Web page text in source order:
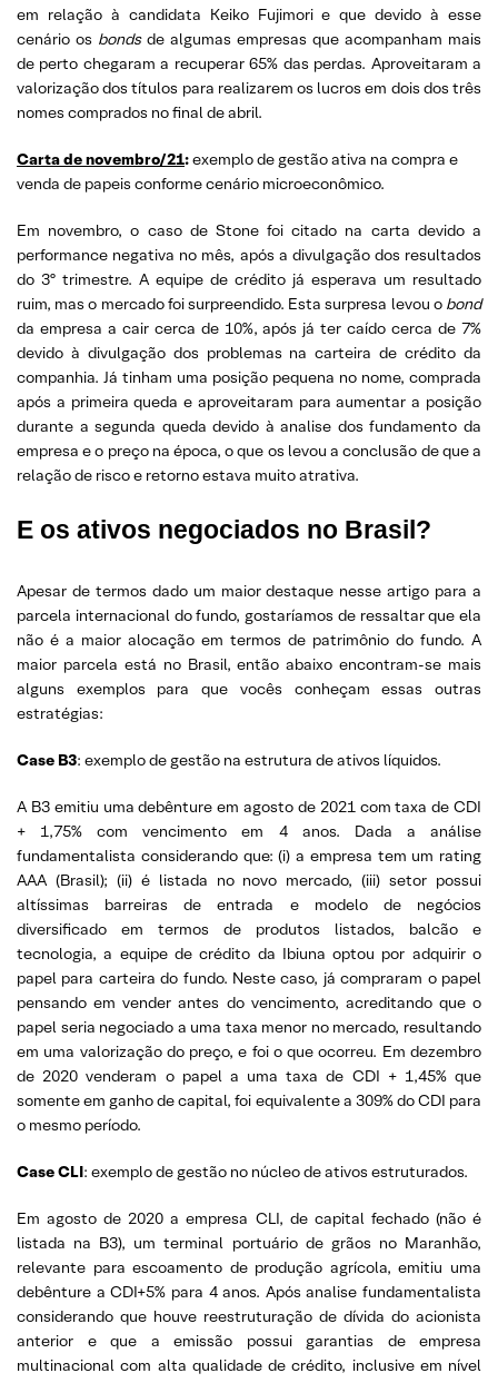
em relação à candidata Keiko Fujimori e que devido à esse
cenário os bondsde algumas empresas que acompanham mais
de perto chegaram a recuperar 65% das perdas. Aproveitaram a
valorização dos títulos para realizarem os lucros em dois dos três
nomes comprados no final de abril.
Carta de novembro/21:exemplo de gestão ativa na compra e
venda de papeis conforme cenário microeconômico.
Em novembro, o caso de Stone foi citado na carta devido a
performance negativa no mês, após a divulgação dos resultados
do 3º trimestre. A equipe de crédito já esperava um resultado
ruim, mas o mercado foi surpreendido. Esta surpresa levou o bond
da empresa a cair cerca de 10%, após já ter caído cerca de 7%
devido à divulgação dos problemas na carteira de crédito da
companhia. Já tinham uma posição pequena no nome, comprada
após a primeira queda e aproveitaram para aumentar a posição
durante a segunda queda devido à analise dos fundamento da
empresa e o preço na época, o que os levou a conclusão de que a
relação de risco e retorno estava muito atrativa.
E os ativos negociados no Brasil?
Apesar de termos dado um maior destaque nesse artigo para a
parcela internacional do fundo, gostaríamos de ressaltar que ela
não é a maior alocação em termos de patrimônio do fundo. A
maior parcela está no Brasil, então abaixo encontram-se mais
alguns exemplos para que vocês conheçam essas outras
estratégias:
Case B3: exemplo de gestão na estrutura de ativos líquidos.
A B3 emitiu uma debênture em agosto de 2021 com taxa de CDI
+ 1,75% com vencimento em 4 anos. Dada a análise
fundamentalista considerando que: (i) a empresa tem um rating
AAA (Brasil); (ii) é listada no novo mercado, (iii) setor possui
altíssimas barreiras de entrada e modelo de negócios
diversificado em termos de produtos listados, balcão e
tecnologia, a equipe de crédito da Ibiuna optou por adquirir o
papel para carteira do fundo. Neste caso, já compraram o papel
pensando em vender antes do vencimento, acreditando que o
papel seria negociado a uma taxa menor no mercado, resultando
em uma valorização do preço, e foi o que ocorreu. Em dezembro
de 2020 venderam o papel a uma taxa de CDI + 1,45% que
somente em ganho de capital, foi equivalente a 309% do CDI para
o mesmo período.
Case CLI: exemplo de gestão no núcleo de ativos estruturados.
Em agosto de 2020 a empresa CLI, de capital fechado (não é
listada na B3), um terminal portuário de grãos no Maranhão,
relevante para escoamento de produção agrícola, emitiu uma
debênture a CDI+5% para 4 anos. Após analise fundamentalista
considerando que houve reestruturação de dívida do acionista
anterior e que a emissão possui garantias de empresa
multinacional com alta qualidade de crédito, inclusive em nível